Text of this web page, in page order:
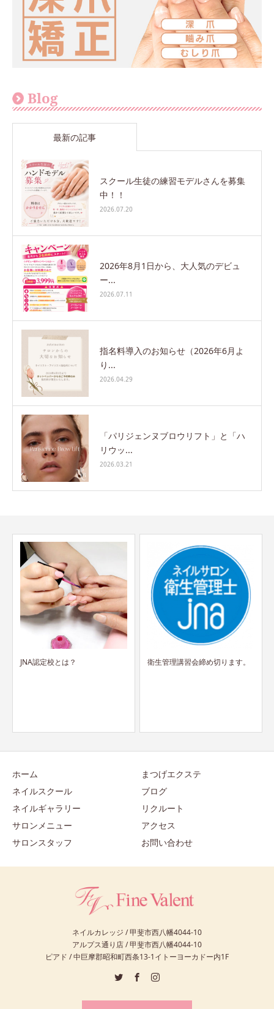
Blog
最新の記事
スクール生徒の練習モデルさんを募集
中！！
2026.07.20
2026年8月1日から、大人気のデビュ
ー...
2026.07.11
指名料導入のお知らせ（2026年6月よ
り...
2026.04.29
「パリジェンヌブロウリフト」と「ハ
リウッ...
2026.03.21
衛生管理講習会締め切ります。
エグーダムのパッケージがリニ
ホーム
ネイルスクール
ネイルギャラリー
サロンメニュー
サロンスタッフ
まつげエクステ
ブログ
リクルート
アクセス
お問い合わせ
ネイルカレッジ / 甲斐市西八幡4044-10
アルプス通り店 / 甲斐市西八幡4044-10
ピアド / 中巨摩郡昭和町西条13-1イトーヨーカドー内1F